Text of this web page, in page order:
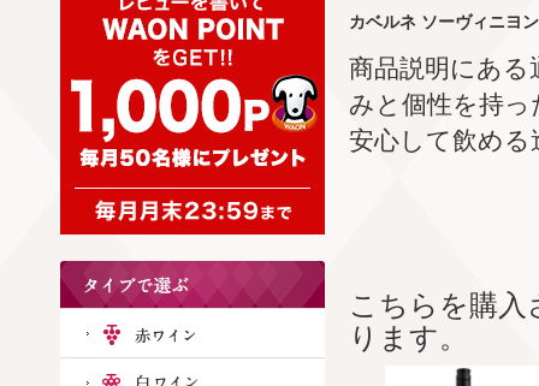
カベルネ ソーヴィニヨ
商品説明にあ
みと個性を持
安心して飲める
こちらを購
ります。